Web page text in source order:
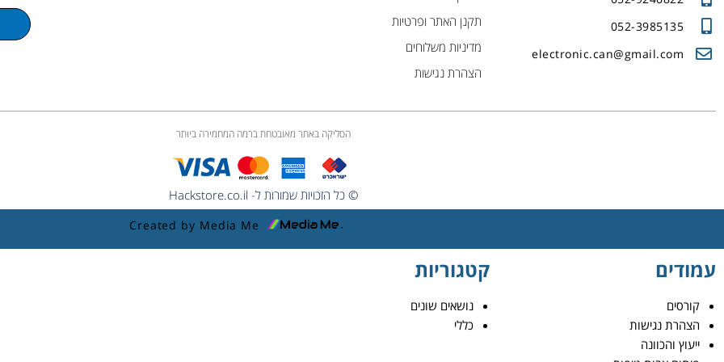
052-3985135
electronic.can@gmail.com
תקנן האתר ופרטיות
מדיניות משלוחים
הצהרת נגישות
הסליקה באתר מאובטחת ברמה המחמירה ביותר
© כל הזכויות שמורות ל- Hackstore.co.il
Created by Media Me
עמודים
קורסים
הצהרת נגישות
ייעוץ והכוונה
קטגוריות
נושאים שונים
כללי